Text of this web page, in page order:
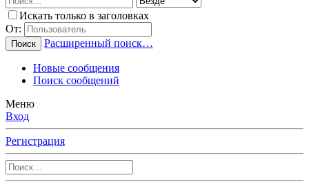
Искать только в заголовках
От:
Поиск Расширенный поиск…
Новые сообщения
Поиск сообщений
Меню
Вход
Регистрация